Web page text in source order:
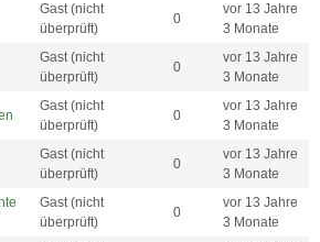
Gast (nicht
überprüft)
0
vor 13 Jahre
3 Monate
Gast (nicht
überprüft)
0
vor 13 Jahre
3 Monate
Gast (nicht
überprüft)
0
vor 13 Jahre
3 Monate
Gast (nicht
überprüft)
0
vor 13 Jahre
3 Monate
Gast (nicht
überprüft)
0
vor 13 Jahre
3 Monate